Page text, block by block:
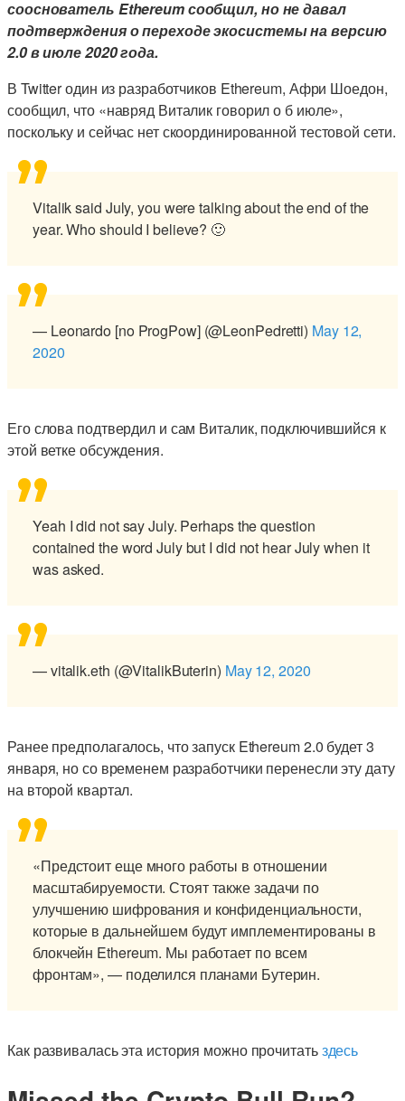
сооснователь Ethereum сообщил, но не давал
подтверждения о переходе экосистемы на версию
2.0 в июле 2020 года.
В Twitter один из разработчиков Ethereum, Афри Шоедон,
сообщил, что «навряд Виталик говорил о б июле»,
поскольку и сейчас нет скоординированной тестовой сети.
Vitalik said July, you were talking about the end of the
year. Who should I believe? 🙂
— Leonardo [no ProgPow] (@LeonPedretti) May 12,
2020
Его слова подтвердил и сам Виталик, подключившийся к
этой ветке обсуждения.
Yeah I did not say July. Perhaps the question
contained the word July but I did not hear July when it
was asked.
— vitalik.eth (@VitalikButerin) May 12, 2020
Ранее предполагалось, что запуск Ethereum 2.0 будет 3
января, но со временем разработчики перенесли эту дату
на второй квартал.
«Предстоит еще много работы в отношении
масштабируемости. Стоят также задачи по
улучшению шифрования и конфиденциальности,
которые в дальнейшем будут имплементированы в
блокчейн Ethereum. Мы работает по всем
фронтам», — поделился планами Бутерин.
Как развивалась эта история можно прочитатьздесь